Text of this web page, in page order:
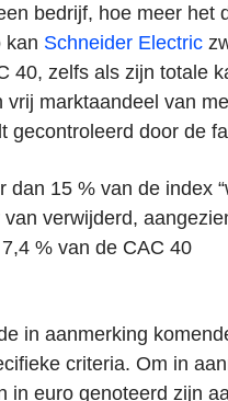
bedrijf, hoe meer het
kan Schneider Electric
40, zelfs als zijn totale
marktaandeel van
gecontroleerd door de
15 % van de index
verwijderd,
% van de CAC 40
in aanmerking
criteria. Om in
in euro genoteerd zijn